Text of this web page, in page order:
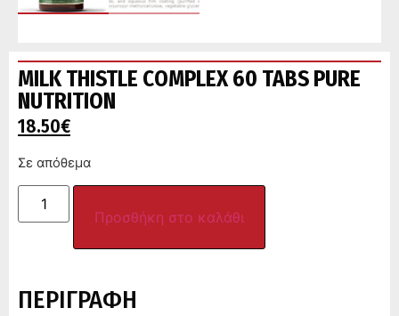
MILK THISTLE COMPLEX 60 TABS PURE
NUTRITION
18.50€
Σε απόθεμα
Προσθήκη στο καλάθι
ΠΕΡΙΓΡΑΦΗ